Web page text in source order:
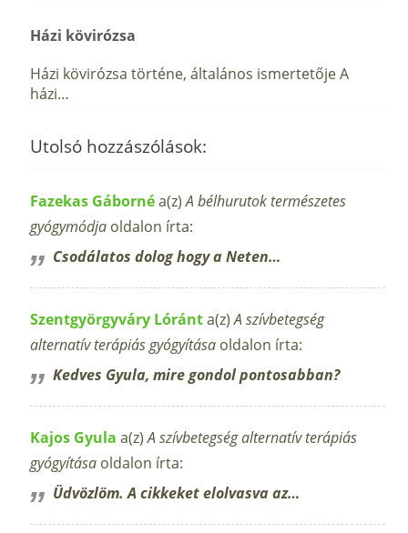
Házi kövirózsa
Házi kövirózsa történe, általános ismertetője A
házi…
Utolsó hozzászólások:
Fazekas Gábornéa(z)A bélhurutok természetes
gyógymódja oldalon írta:
Csodálatos dolog hogy a Neten…
Szentgyörgyváry Lóránta(z)A szívbetegség
alternatív terápiás gyógyítása oldalon írta:
Kedves Gyula, mire gondol pontosabban?
Kajos Gyula a(z)A szívbetegség alternatív terápiás
gyógyítása oldalon írta:
Üdvözlöm. A cikkeket elolvasva az…